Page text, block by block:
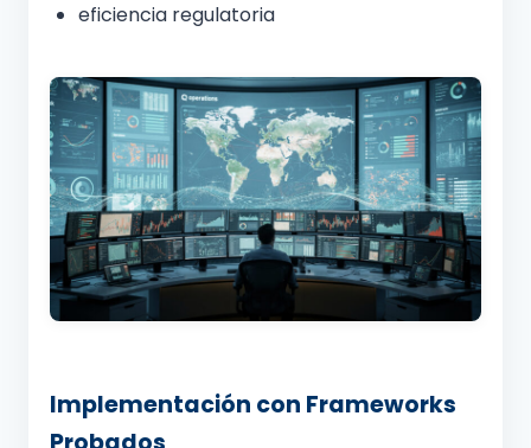
eficiencia regulatoria
Implementación con Frameworks